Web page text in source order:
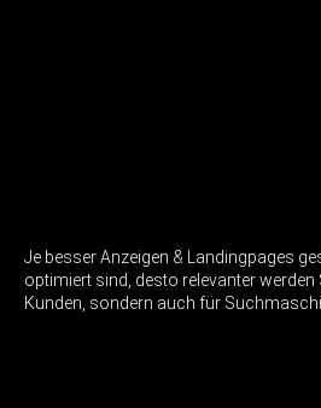
Je besser Anzeigen & Landingpages
optimiert sind, desto relevanter werden
Kunden, sondern auch für